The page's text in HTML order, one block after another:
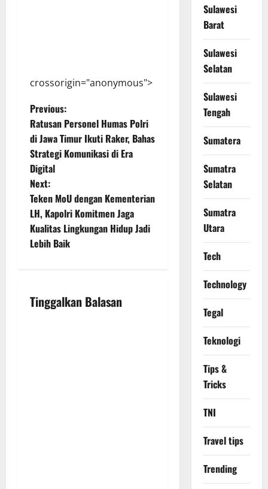
crossorigin="anonymous">
P
o
s
t
n
a
i
g
Previous:
Ratusan Personel Humas Polri
di Jawa Timur Ikuti Raker, Bahas
Strategi Komunikasi di Era
Digital
Next:
Teken MoU dengan Kementerian
LH, Kapolri Komitmen Jaga
Kualitas Lingkungan Hidup Jadi
Lebih Baik
Tinggalkan Balasan
Sulawesi
Barat
Sulawesi
Selatan
Sulawesi
Tengah
Sumatera
Sumatra
Selatan
Sumatra
Utara
Tech
Technology
Tegal
Teknologi
Tips &
Tricks
TNI
Travel tips
Trending